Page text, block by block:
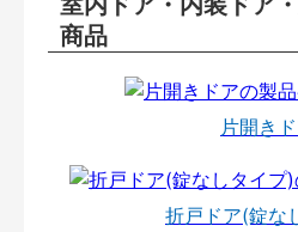
商品
片開き
折戸ドア(錠な